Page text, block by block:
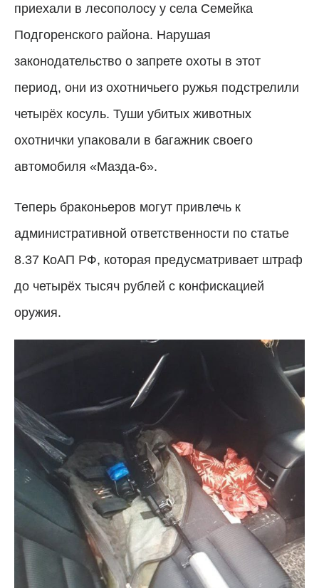
приехали в лесополосу у села Семейка
Подгоренского района. Нарушая
законодательство о запрете охоты в этот
период, они из охотничьего ружья подстрелили
четырёх косуль. Туши убитых животных
охотнички упаковали в багажник своего
автомобиля «Мазда-6».
Теперь браконьеров могут привлечь к
административной ответственности по статье
8.37 КоАП РФ, которая предусматривает штраф
до четырёх тысяч рублей с конфискацией
оружия.